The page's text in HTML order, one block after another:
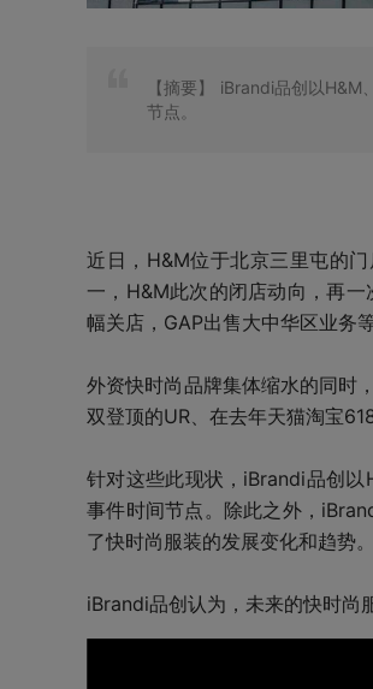
【摘要】
iBrandi品创以H&M
节点。
近日，H&M位于北京三里屯的
一，H&M此次的闭店动向，再
幅关店，GAP出售大中华区业务
外资快时尚品牌集体缩水的同时
双登顶的UR、在去年天猫淘宝
针对这些此现状，iBrandi品创
事件时间节点。除此之外，
了快时尚服装的发展变化和趋势。
iBrandi品创认为，未来的快时尚